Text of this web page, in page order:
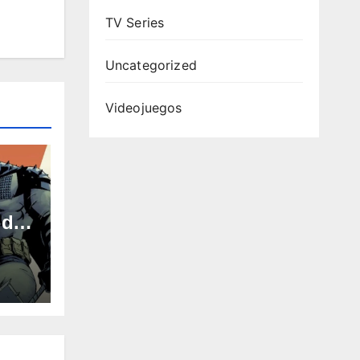
TV Series
Uncategorized
Videojuegos